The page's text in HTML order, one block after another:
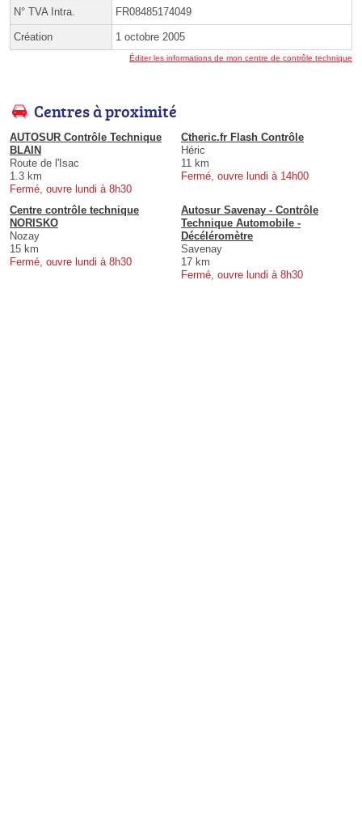
N° TVA Intra. FR08485174049
Création 1 octobre 2005
Éditer les informations de mon centre de contrôle technique
Centres à proximité
AUTOSUR Contrôle Technique
BLAIN
Route de l'Isac
1.3 km
Fermé, ouvre lundi à 8h30
Ctheric.fr Flash Contrôle
Héric
11 km
Fermé, ouvre lundi à 14h00
Centre contrôle technique
NORISKO
Nozay
15 km
Fermé, ouvre lundi à 8h30
Autosur Savenay - Contrôle
Technique Automobile -
Décéléromètre
Savenay
17 km
Fermé, ouvre lundi à 8h30